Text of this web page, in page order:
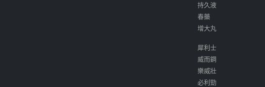
持久液
春藥
增大丸
犀利士
威而鋼
樂威壯
必利勁